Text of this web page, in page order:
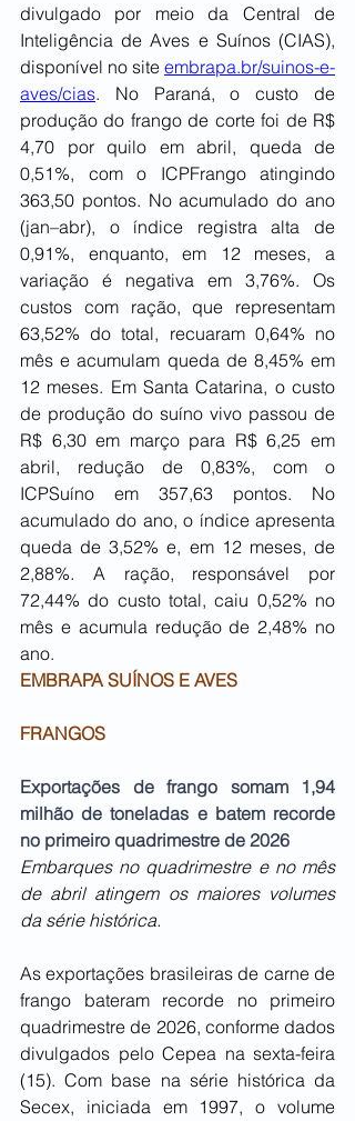
divulgado por meio da Central de
Inteligência de Aves e Suínos (CIAS),
disponível no site embrapa.br/suinos-e-
aves/cias. No Paraná, o custo de
produção do frango de corte foi de R$
4,70 por quilo em abril, queda de
0,51%, com o ICPFrango atingindo
363,50 pontos. No acumulado do ano
(jan–abr), o índice registra alta de
0,91%, enquanto, em 12 meses, a
variação é negativa em 3,76%. Os
custos com ração, que representam
63,52% do total, recuaram 0,64% no
mês e acumulam queda de 8,45% em
12 meses. Em Santa Catarina, o custo
de produção do suíno vivo passou de
R$ 6,30 em março para R$ 6,25 em
abril, redução de 0,83%, com o
ICPSuíno em 357,63 pontos. No
acumulado do ano, o índice apresenta
queda de 3,52% e, em 12 meses, de
2,88%. A ração, responsável por
72,44% do custo total, caiu 0,52% no
mês e acumula redução de 2,48% no
ano.
EMBRAPA SUÍNOS E AVES
FRANGOS
Exportações de frango somam 1,94
milhão de toneladas e batem recorde
no primeiro quadrimestre de 2026
Embarques no quadrimestre e no mês
de abril atingem os maiores volumes
da série histórica.
As exportações brasileiras de carne de
frango bateram recorde no primeiro
quadrimestre de 2026, conforme dados
divulgados pelo Cepea na sexta-feira
(15). Com base na série histórica da
Secex, iniciada em 1997, o volume